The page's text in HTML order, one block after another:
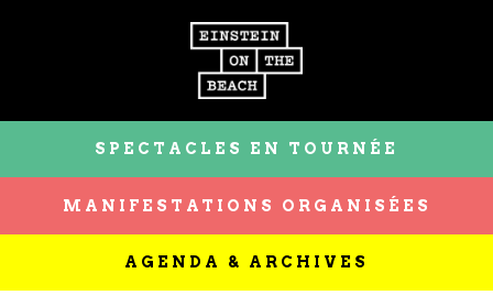
SPECTACLES EN TOURNÉE
MANIFESTATIONS ORGANISÉES
AGENDA & ARCHIVES